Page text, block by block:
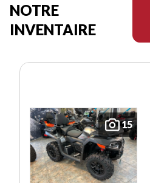
NOTRE
INVENTAIRE
15